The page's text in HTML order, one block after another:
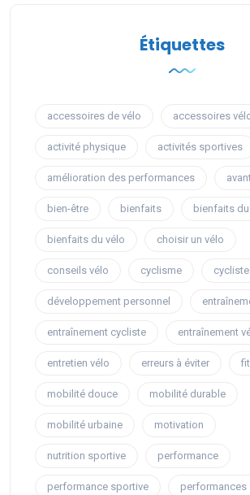
Étiquettes
accessoires de vélo accessoires
activité physique activités sportives
amélioration des performances
bien-être bienfaits bienfaits
bienfaits du vélo choisir un vélo
conseils vélo cyclisme
développement personnel
entraînement cycliste entraînement
entretien vélo erreurs à éviter
mobilité douce mobilité durable
mobilité urbaine motivation
nutrition sportive performance
performance sportive performances